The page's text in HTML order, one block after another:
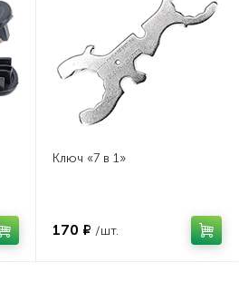
Ключ «7 в 1»
170 ₽ /шт.